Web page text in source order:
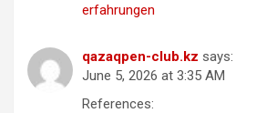
erfahrungen
qazaqpen-club.kz says:
June 5, 2026 at 3:35 AM
References: